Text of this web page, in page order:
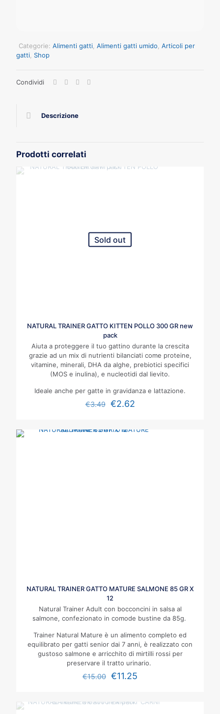
Categorie: Alimenti gatti Alimenti gatti umido Articoli per
gatti Shop
Condividi
Descrizione
Prodotti correlati
Sold out
NATURAL TRAINER GATTO KITTEN POLLO 300 GR new
pack
Aiuta a proteggere il tuo gattino durante la crescita
grazie ad un mix di nutrienti bilanciati come proteine,
vitamine, minerali, DHA da alghe, prebiotici specifici
(MOS e inulina), e nucleotidi dal lievito.
Ideale anche per gatte in gravidanza e lattazione.
€3.49 €2.62
NATURAL TRAINER GATTO MATURE SALMONE 85 GR X
12
Natural Trainer Adult con bocconcini in salsa al
salmone, confezionato in comode bustine da 85g.
Trainer Natural Mature è un alimento completo ed
equilibrato per gatti senior dai 7 anni, è realizzato con
gustoso salmone e arricchito di mirtilli rossi per
preservare il tratto urinario.
€15.00 €11.25